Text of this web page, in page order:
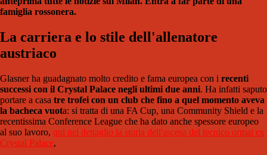
famiglia rossonera.
La carriera e lo stile dell'allenatore
austriaco
Glasner ha guadagnato molto credito e fama europea con i recenti
successi con il Crystal Palace negli ultimi due anni. Ha infatti saputo
portare a casa tre trofei con un club che fino a quel momento aveva
la bacheca vuota: si tratta di una FA Cup, una Community Shield e la
recentissima Conference League che ha dato anche spessore europeo
al suo lavoro, qui nel dettaglio la storia dell'ascesa del tecnico ormai ex
Crystal Palace,